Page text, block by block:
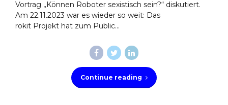
Vortrag „Können Roboter sexistisch sein?“ diskutiert.
Am 22.11.2023 war es wieder so weit: Das
rokit Projekt hat zum Public...
Continue reading